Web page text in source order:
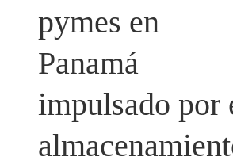
pymes en
Panamá
impulsado por